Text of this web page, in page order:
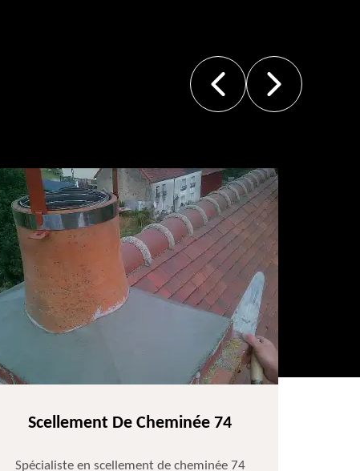
Scellement De Cheminée 74
Spécialiste en scellement de cheminée 74